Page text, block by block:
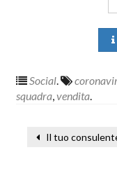
Social
squadra vendita
Il tuo